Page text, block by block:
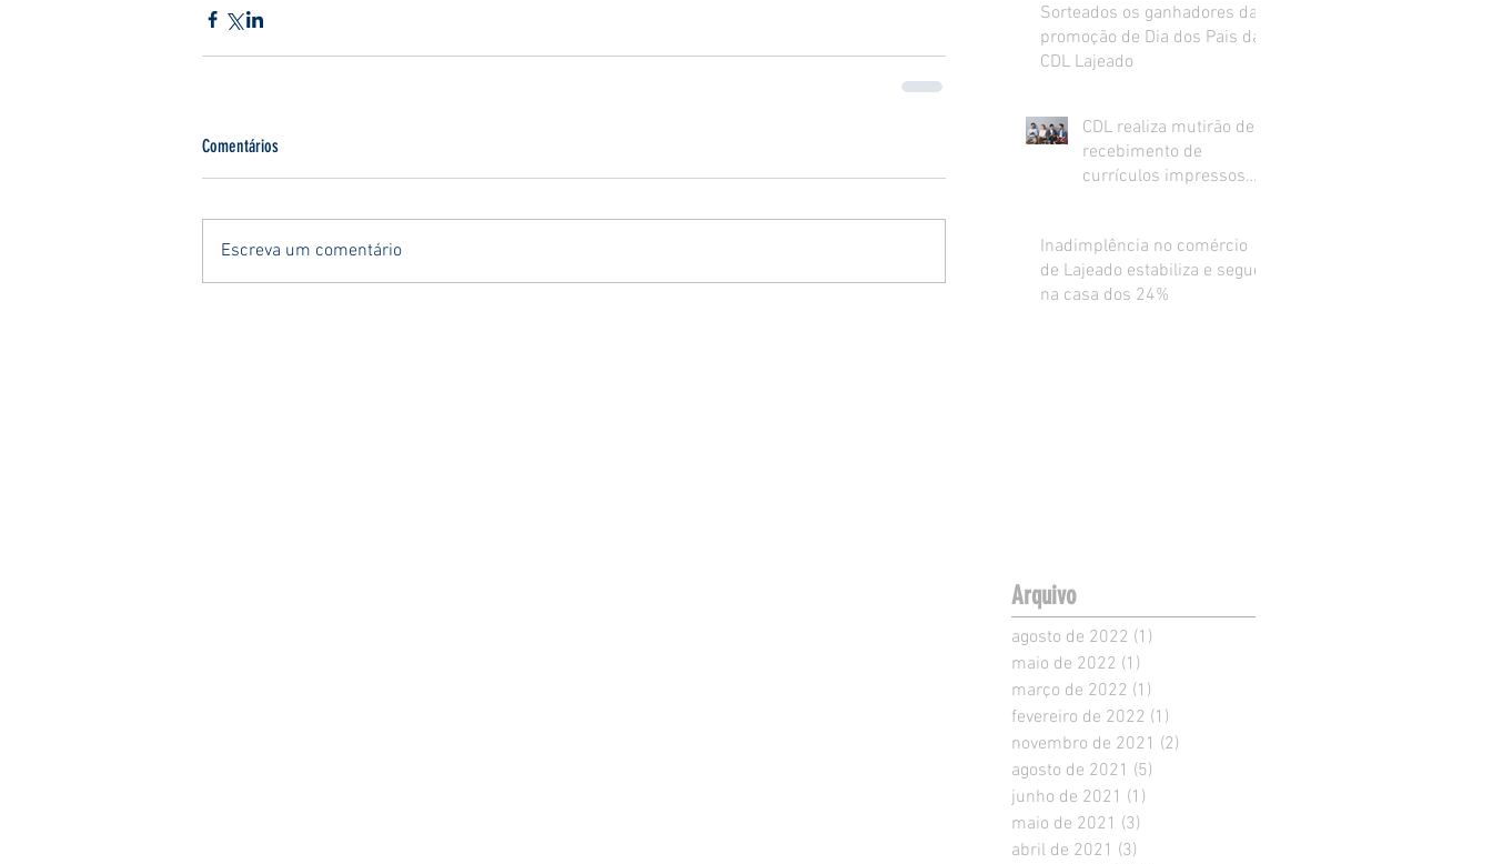
Comentários
Escreva um comentário
Sorteados os ganhadores da
promoção de Dia dos Pais da
CDL Lajeado
CDL realiza mutirão de
recebimento de
currículos impressos
Inadimplência no comércio
de Lajeado estabiliza e segue
na casa dos 24%
Arquivo
agosto de 2022 (1)
maio de 2022 (1)
março de 2022 (1)
fevereiro de 2022 (1)
novembro de 2021 (2)
agosto de 2021 (5)
junho de 2021 (1)
maio de 2021 (3)
abril de 2021 (3)